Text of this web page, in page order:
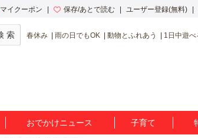
マイクーポン 保存/あとで読む ユーザー登録(無料)
春休み 雨の日でもOK 動物とふれあう 1日中遊べ
おでかけニュース 子育て